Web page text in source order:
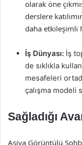
olarak öne
derslere
daha etkileşimli
İş Dünyası: İş
de sıklıkla
mesafeleri
çalışma modeli
Sağladığı
Asiya Görüntülü